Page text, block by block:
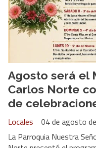
Agosto será el
Carlos Norte
de
Locales
04 de agosto
La Parroquia Nuestra